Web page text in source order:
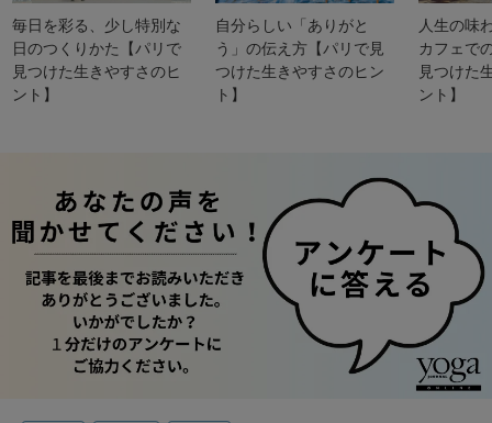
毎日を彩る、少し特別な
日のつくりかた【パリで
見つけた生きやすさのヒ
ント】
自分らしい「ありがと
う」の伝え方【パリで見
つけた生きやすさのヒン
ト】
人生の味
カフェで
見つけた
ント】